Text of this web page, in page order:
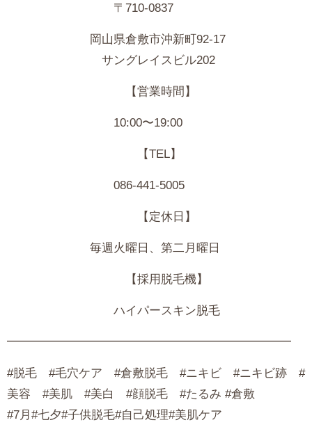
〒710-0837
岡山県倉敷市沖新町92-17
サングレイスビル202
【営業時間】
10:00〜19:00
【TEL】
086-441-5005
【定休日】
毎週火曜日、第二月曜日
【採用脱毛機】
ハイパースキン脱毛
━━━━━━━━━━━━━━━━━━━━━━━━
#脱毛 #毛穴ケア #倉敷脱毛 #ニキビ #ニキビ跡 #
美容 #美肌 #美白 #顔脱毛 #たるみ #倉敷
#7月#七夕#子供脱毛#自己処理#美肌ケア